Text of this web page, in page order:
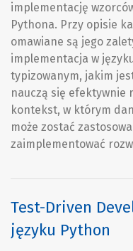
implementację
Pythona. Przy opisie
omawiane są jego
implementacja w
typizowanym, jakim
nauczą się efektywnie
kontekst, w którym
może zostać
zaimplementować
Test-Driven
języku Python